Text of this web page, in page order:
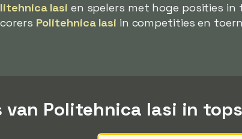
Iasi en spelers met hoge posities in
Politehnica Iasi in competities en
van Politehnica Iasi in